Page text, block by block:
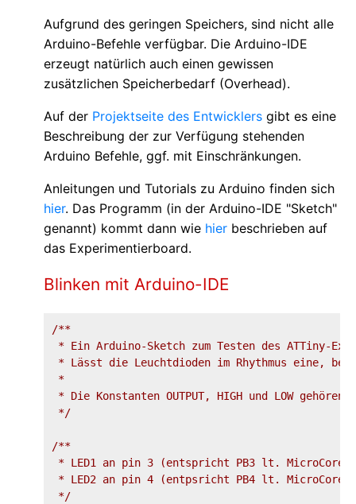
Aufgrund des geringen Speichers, sind nicht alle
Arduino-Befehle verfügbar. Die Arduino-IDE
erzeugt natürlich auch einen gewissen
zusätzlichen Speicherbedarf (Overhead).
Auf der Projektseite des Entwicklers gibt es eine
Beschreibung der zur Verfügung stehenden
Arduino Befehle, ggf. mit Einschränkungen.
Anleitungen und Tutorials zu Arduino finden sich
hier. Das Programm (in der Arduino-IDE "Sketch"
genannt) kommt dann wie hier beschrieben auf
das Experimentierboard.
Blinken mit Arduino-IDE
/**
* Ein Arduino-Sketch zum Testen des ATTiny-
* Lässt die Leuchtdioden im Rhythmus eine,
*
* Die Konstanten OUTPUT, HIGH und LOW gehören
*/
/**
* LED1 an pin 3 (entspricht PB3 lt. MicroCore-
* LED2 an pin 4 (entpsricht PB4 lt. MicroCore-
*/